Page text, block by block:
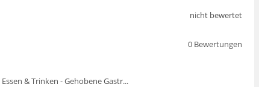
0 Bewertungen
nicht bewertet
Essen & Trinken - Gehobene Gastr...